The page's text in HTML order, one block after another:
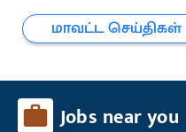
மாவட்ட செய்திகள்
Jobs near you